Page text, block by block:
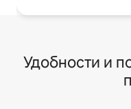
Удобности и